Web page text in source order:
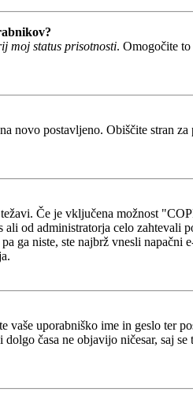
moj status prisotnosti. Omogočite
novo postavljeno. Obiščite stran
Če je vključena možnost
od administratorja celo zahtevali
ga niste, ste najbrž vnesli
uporabniško ime in geslo ter
časa ne objavijo ničesar, saj